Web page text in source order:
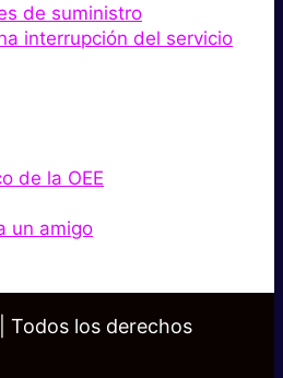
de suministro
interrupción del servicio
de la OEE
un amigo
Todos los derechos